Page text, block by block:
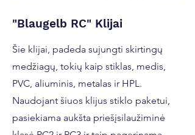
"Blaugelb RC" Klijai
Šie klijai, padeda sujungti skirtingų
medžiagų, tokių kaip stiklas, medis,
PVC, aliuminis, metalas ir HPL.
Naudojant šiuos klijus stiklo paketui,
pasiekiama aukšta priešįsilaužiminė